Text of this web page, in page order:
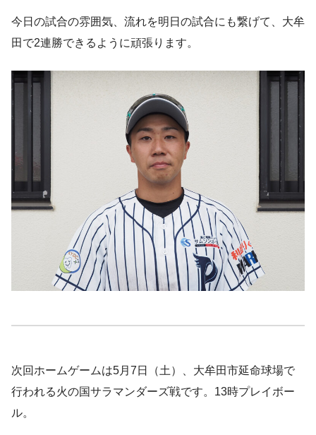
今日の試合の雰囲気、流れを明日の試合にも繋げて、大牟
田で2連勝できるように頑張ります。
次回ホームゲームは5月7日（土）、大牟田市延命球場で
行われる火の国サラマンダーズ戦です。13時プレイボー
ル。